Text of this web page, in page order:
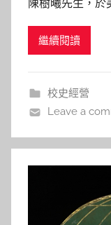
陳樹曦先生，於
喪禮雖極盡低調
圈，足見其受
但為父親一生珍
繼續閱讀
校史經營
Leave a